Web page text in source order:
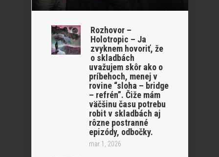
Rozhovor –
Holotropic – Ja
zvyknem hovoriť, že
o skladbách
uvažujem skôr ako o
príbehoch, menej v
rovine “sloha – bridge
– refrén”. Čiže mám
väčšinu času potrebu
robit v skladbách aj
rôzne postranné
epizódy, odbočky.
mar 1, 2026